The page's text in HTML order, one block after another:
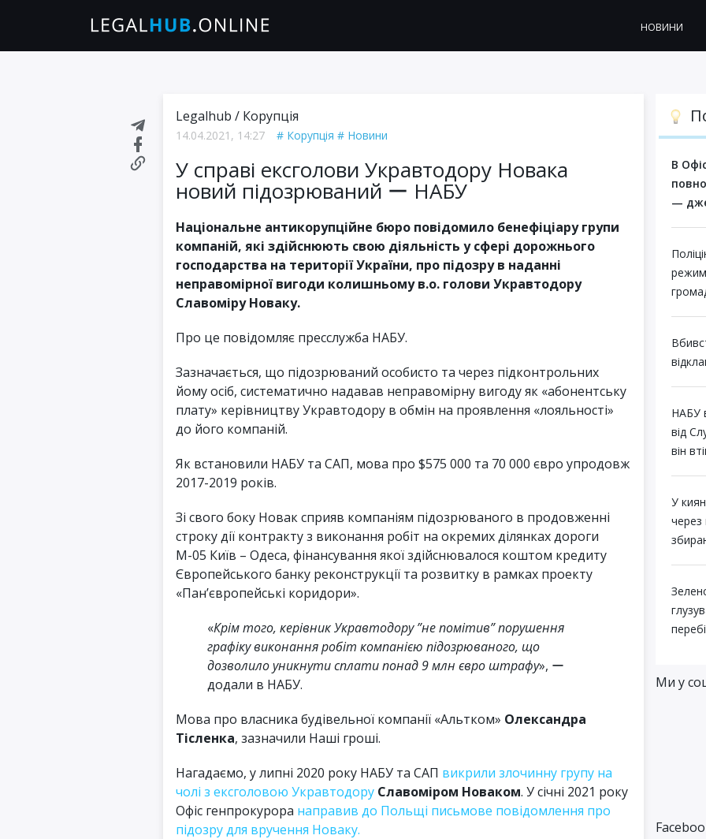
НОВИНИ
Legalhub / Корупція
14.04.2021, 14:27 Корупція Новини
У справі ексголови Укравтодору Новака
новий підозрюваний ー НАБУ
Національне антикорупційне бюро повідомило бенефіціару групи
компаній, які здійснюють свою діяльність у сфері дорожнього
господарства на території України, про підозру в наданні
неправомірної вигоди колишньому в.о. голови Укравтодору
Славоміру Новаку.
Про це повідомляє пресслужба НАБУ.
Зазначається, що підозрюваний особисто та через підконтрольних
йому осіб, систематично надавав неправомірну вигоду як «абонентську
плату» керівництву Укравтодору в обмін на проявлення «лояльності»
до його компаній.
Як встановили НАБУ та САП, мова про $575 000 та 70 000 євро упродовж
2017-2019 років.
Зі свого боку Новак сприяв компаніям підозрюваного в продовженні
строку дії контракту з виконання робіт на окремих ділянках дороги
М-05 Київ – Одеса, фінансування якої здійснювалося коштом кредиту
Європейського банку реконструкції та розвитку в рамках проекту
«Панʼєвропейські коридори».
«Крім того, керівник Укравтодору ”не помітив” порушення
графіку виконання робіт компанією підозрюваного, що
дозволило уникнути сплати понад 9 млн євро штрафу», ー
додали в НАБУ.
Мова про власника будівельної компанії «Альтком» Олександра
Тісленка, зазначили Наші гроші.
Нагадаємо, у липні 2020 року НАБУ та САП викрили злочинну групу на
чолі з ексголовою Укравтодору Славоміром Новаком. У січні 2021 року
Офіс генпрокурора направив до Польщі письмове повідомлення про
підозру для вручення Новаку.
В
—
НАБУ
від
він
У
через
Ми у